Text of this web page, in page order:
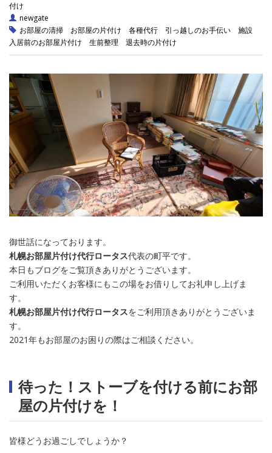
付け
newgate
お部屋の清掃
お部屋の片付け 各種代行 引っ越しのお手伝い
施設
入居前のお部屋片付け
生前整理 退去時の片付け
御世話になっております。
札幌お部屋片付け代行ロータス代表の町平です。
本日もブログをご覧頂きありがとうございます。
ご利用いただくお客様にもこの場をお借りしてお礼申し上げま
す。
札幌お部屋片付け代行ロータスをご利用頂きありがとうございま
す。
2021年もお部屋のお困りの際はご相談ください。
待った！ストーブを付ける前にお部
屋の片付けを！
皆様どうお過ごしでしょうか？